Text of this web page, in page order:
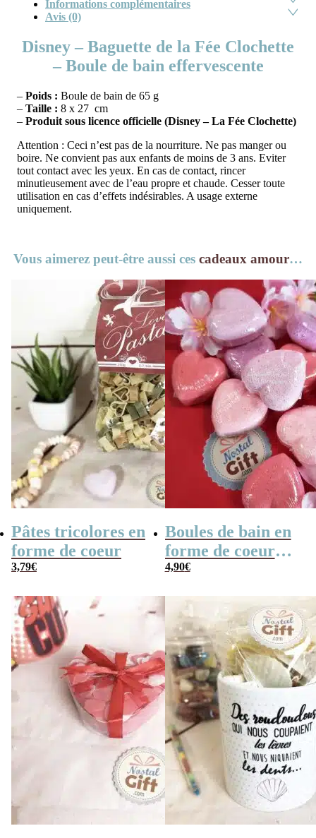
Informations complémentaires
Avis (0)
Disney – Baguette de la Fée Clochette
– Boule de bain effervescente
– Poids : Boule de bain de 65 g
– Taille : 8 x 27 cm
– Produit sous licence officielle (Disney – La Fée Clochette)
Attention : Ceci n’est pas de la nourriture. Ne pas manger ou
boire. Ne convient pas aux enfants de moins de 3 ans. Eviter
tout contact avec les yeux. En cas de contact, rincer
minutieusement avec de l’eau propre et chaude. Cesser toute
utilisation en cas d’effets indésirables. A usage externe
uniquement.
Vous aimerez peut-être aussi ces cadeaux amour…
Pâtes tricolores en
forme de coeur
3,79€
Boules de bain en
forme de coeur
x10
4,90€